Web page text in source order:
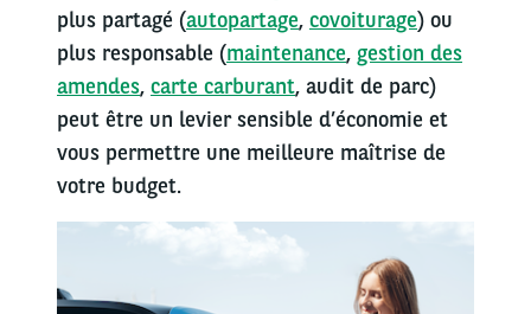
plus partagé (autopartage, covoiturage) ou
plus responsable (maintenance, gestion des
amendes, carte carburant, audit de parc)
peut être un levier sensible d’économie et
vous permettre une meilleure maîtrise de
votre budget.